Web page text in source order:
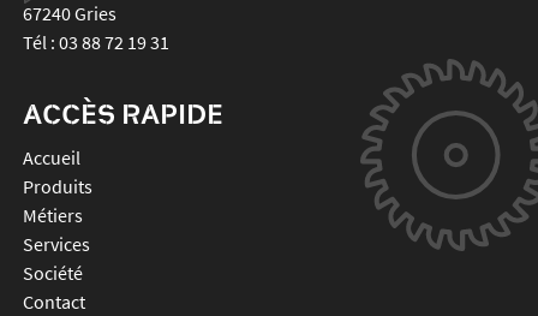
67240Gries
Tél : 03 88 72 19 31
ACCÈS RAPIDE
Accueil
Produits
Métiers
Services
Société
Contact